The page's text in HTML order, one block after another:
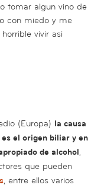
tomar algun vino de
con miedo y me
vivir asi
(Europa) la causa
el origen biliar y en
de alcohol,
que pueden
, entre ellos varios